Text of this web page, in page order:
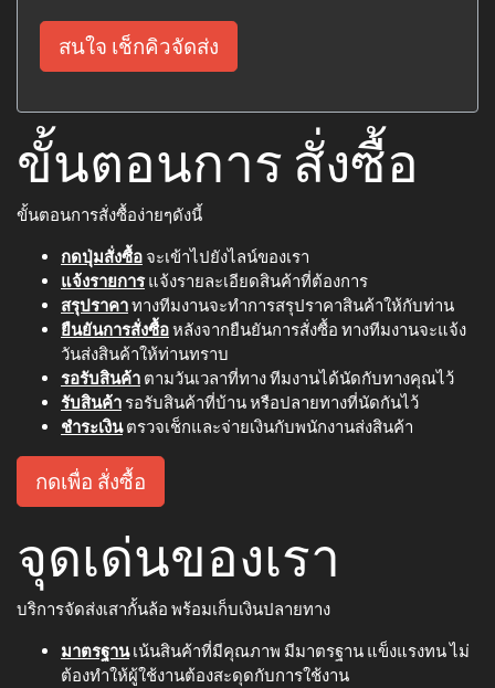
สนใจ เช็กคิวจัดส่ง
ขั้นตอนการ สั่งซื้อ
ขั้นตอนการสั่งซื้อง่ายๆดังนี้
กดปุ่มสั่งซื้อ จะเข้าไปยังไลน์ของเรา
แจ้งรายการแจ้งรายละเอียดสินค้าที่ต้องการ
สรุปราคาทางทีมงานจะทำการสรุปราคาสินค้าให้กับท่าน
ยืนยันการสั่งซื้อหลังจากยืนยันการสั่งซื้อ ทางทีมงานจะแจ้ง
วันส่งสินค้าให้ท่านทราบ
รอรับสินค้า ตามวันเวลาที่ทาง ทีมงานได้นัดกับทางคุณไว้
รับสินค้า รอรับสินค้าที่บ้าน หรือปลายทางที่นัดกันไว้
ชำระเงินตรวจเช็กและจ่ายเงินกับพนักงานส่งสินค้า
กดเพื่อ สั่งซื้อ
จุดเด่นของเรา
บริการจัดส่งเสากั้นล้อ พร้อมเก็บเงินปลายทาง
มาตรฐานเน้นสินค้าที่มีคุณภาพ มีมาตรฐาน แข็งแรงทน ไม่
ต้องทำให้ผู้ใช้งานต้องสะดุดกับการใช้งาน